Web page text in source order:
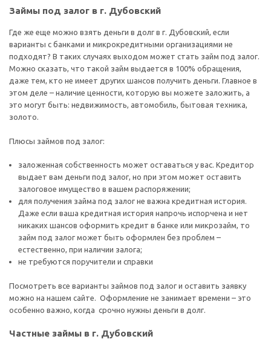
Займы под залог в г. Дубовский
Где же еще можно взять деньги в долг в г. Дубовский, если
варианты с банками и микрокредитными организациями не
подходят? В таких случаях выходом может стать займ под залог.
Можно сказать, что такой займ выдается в 100% обращения,
даже тем, кто не имеет других шансов получить деньги. Главное в
этом деле – наличие ценности, которую вы можете заложить, а
это могут быть: недвижимость, автомобиль, бытовая техника,
золото.
Плюсы займов под залог:
заложенная собственность может оставаться у вас. Кредитор
выдает вам деньги под залог, но при этом может оставить
залоговое имущество в вашем распоряжении;
для получения займа под залог не важна кредитная история.
Даже если ваша кредитная история напрочь испорчена и нет
никаких шансов оформить кредит в банке или микрозайм, то
займ под залог может быть оформлен без проблем –
естественно, при наличии залога;
не требуются поручители и справки
Посмотреть все варианты займов под залог и оставить заявку
можно на нашем сайте. Оформление не занимает времени – это
особенно важно, когда срочно нужны деньги в долг.
Частные займы в г. Дубовский